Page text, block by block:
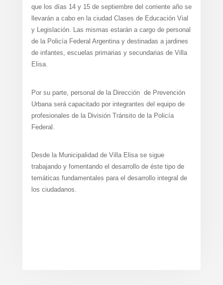
que los días 14 y 15 de septiembre del corriente año se
llevarán a cabo en la ciudad Clases de Educación Vial
y Legislación. Las mismas estarán a cargo de personal
de la Policía Federal Argentina y destinadas a jardines
de infantes, escuelas primarias y secundarias de Villa
Elisa.
Por su parte, personal de la Dirección de Prevención
Urbana será capacitado por integrantes del equipo de
profesionales de la División Tránsito de la Policía
Federal.
Desde la Municipalidad de Villa Elisa se sigue
trabajando y fomentando el desarrollo de éste tipo de
temáticas fundamentales para el desarrollo integral de
los ciudadanos.